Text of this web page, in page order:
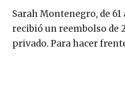
Sarah Montenegro, de
recibió un reembolso de
privado. Para hacer